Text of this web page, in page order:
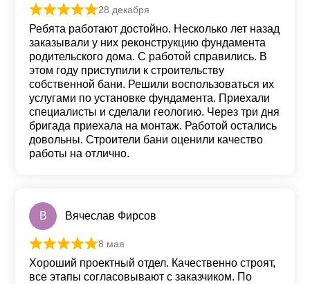
Оценка из 5
28 декабря
Ребята работают достойно. Несколько лет назад
заказывали у них реконструкцию фундамента
родительского дома. С работой справились. В
этом году приступили к строительству
собственной бани. Решили воспользоваться их
услугами по установке фундамента. Приехали
специалисты и сделали геологию. Через три дня
бригада приехала на монтаж. Работой остались
довольны. Строители бани оценили качество
работы на отлично.
В Вячеслав Фирсов
Оценка
8 мая
Хороший проектный отдел. Качественно строят,
все этапы согласовывают с заказчиком. По